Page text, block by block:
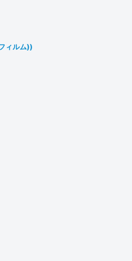
ィルム))